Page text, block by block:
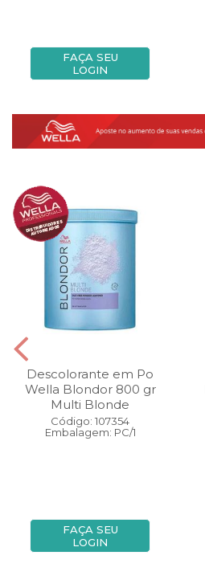
FAÇA SEU
LOGIN
Descolorante em Po
Wella Blondor 800 gr
Multi Blonde
Código: 107354
Embalagem: PC/1
FAÇA SEU
LOGIN